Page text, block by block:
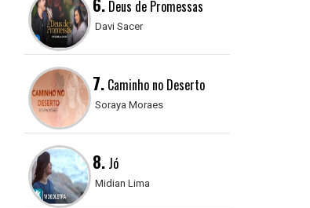
6.Deus de Promessas
Davi Sacer
7.Caminho no Deserto
Soraya Moraes
8.Jó
Midian Lima